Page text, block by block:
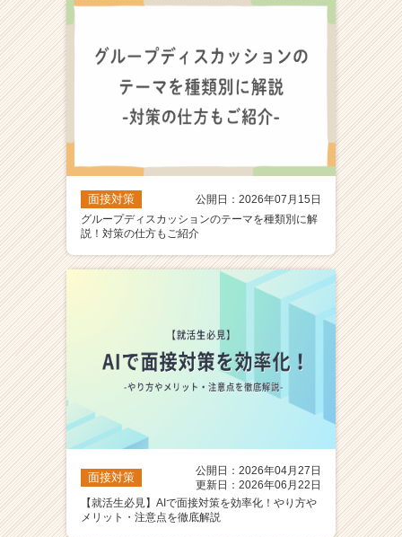
面接対策
公開日：2026年07月15日
グループディスカッションのテーマを種類別に解
説！対策の仕方もご紹介
面接対策
公開日：2026年04月27日
更新日：2026年06月22日
【就活生必見】AIで面接対策を効率化！やり方や
メリット・注意点を徹底解説